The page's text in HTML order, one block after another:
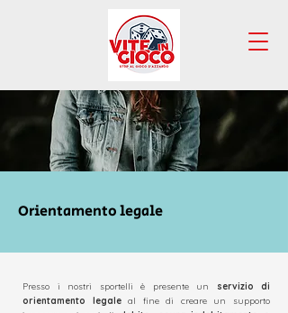
Orientamento legale
Presso i nostri sportelli è presente un
servizio di
orientamento legaleal fine di creare un supporto